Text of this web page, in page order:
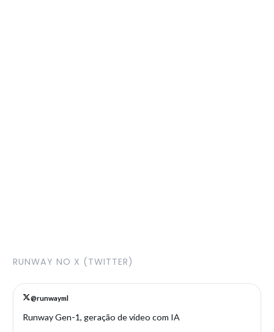
RUNWAY NO X (TWITTER)
@runwayml
Runway Gen-1, geração de vídeo com IA